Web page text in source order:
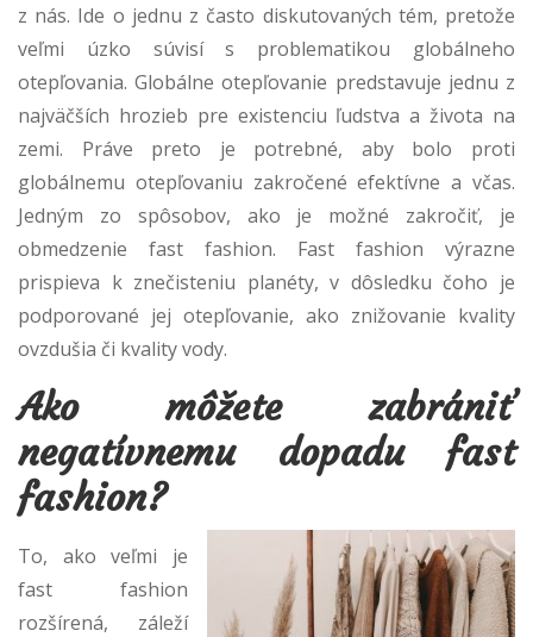
z nás. Ide o jednu z často diskutovaných tém, pretože
veľmi úzko súvisí s problematikou globálneho
otepľovania. Globálne otepľovanie predstavuje jednu z
najväčších hrozieb pre existenciu ľudstva a života na
zemi. Práve preto je potrebné, aby bolo proti
globálnemu otepľovaniu zakročené efektívne a včas.
Jedným zo spôsobov, ako je možné zakročiť, je
obmedzenie fast fashion. Fast fashion výrazne
prispieva k znečisteniu planéty, v dôsledku čoho je
podporované jej otepľovanie, ako znižovanie kvality
ovzdušia či kvality vody.
Ako môžete zabrániť
negatívnemu dopadu fast
fashion?
To, ako veľmi je
fast fashion
rozšírená, záleží